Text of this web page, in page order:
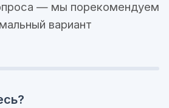
— мы порекомендуем
вариант